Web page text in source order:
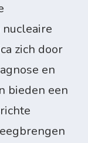
zich door
en
bieden een